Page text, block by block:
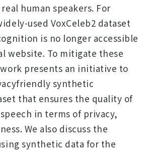
human speakers. For
used VoxCeleb2 dataset
is no longer accessible
website. To mitigate these
presents an initiative to
synthetic
that ensures the quality of
in terms of privacy,
We also discuss the
synthetic data for the